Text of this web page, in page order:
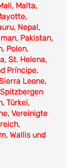
Malta,
Nepal,
Pakistan,
Polen,
St. Helena,
Príncipe,
Leone,
Türkei,
Vereinigte
Wallis und